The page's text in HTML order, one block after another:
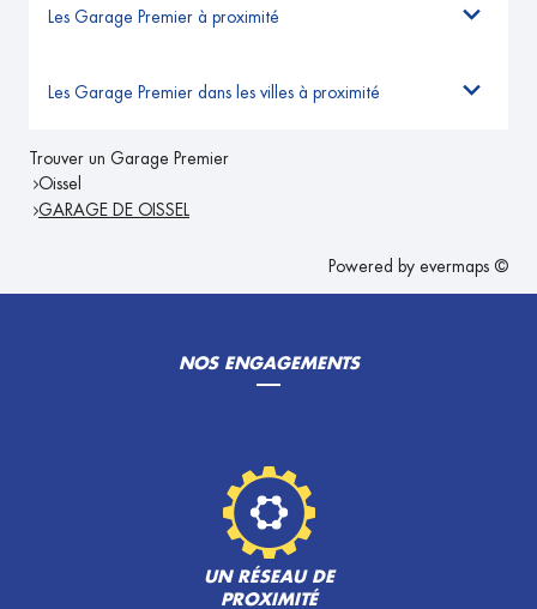
Les Garage Premier à proximité
Les Garage Premier dans les villes à proximité
Trouver un Garage Premier
Oissel
GARAGE DE OISSEL
Powered by evermaps ©
NOS ENGAGEMENTS
UN RÉSEAU DE
PROXIMITÉ